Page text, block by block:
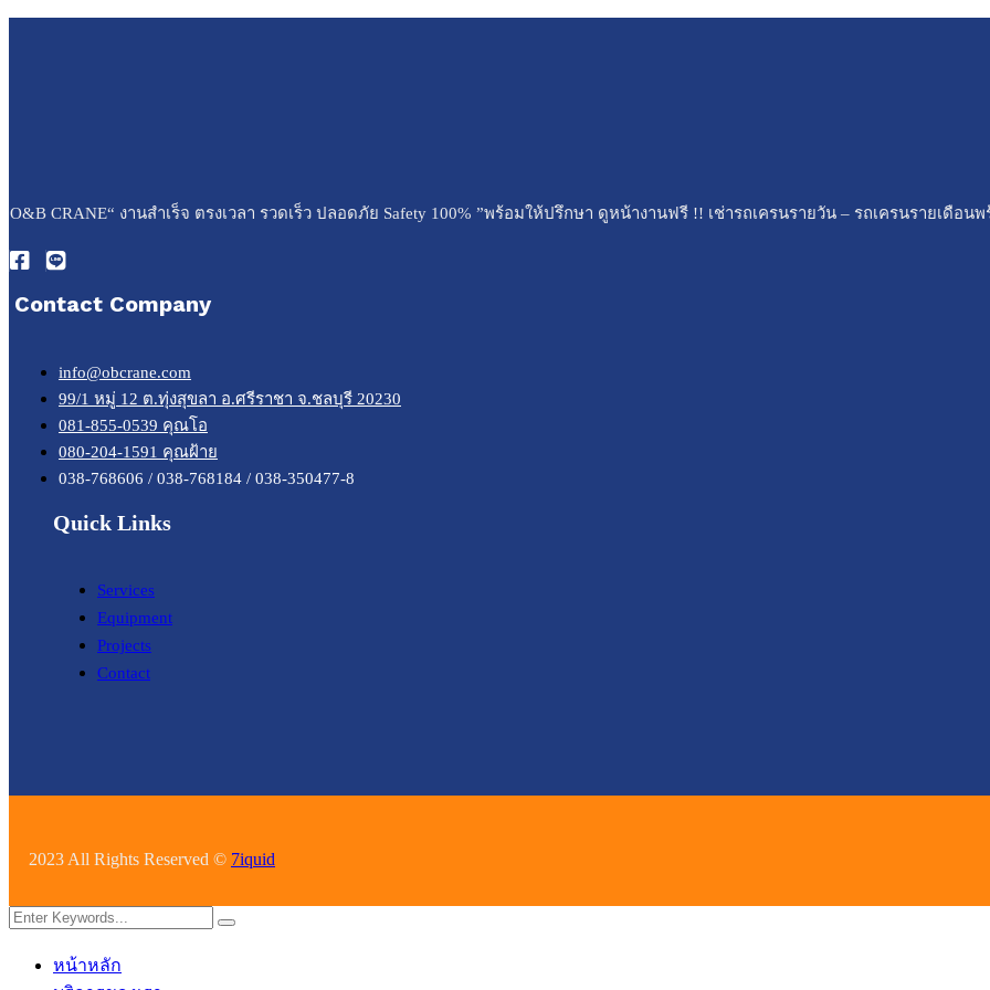
O&B CRANE“ งานสำเร็จ ตรงเวลา รวดเร็ว ปลอดภัย Safety 100% ”พร้อมให้ปรึกษา ดูหน้างานฟรี !! เช่ารถเครนรายวัน – รถเครนรายเดือ
Contact Company
info@obcrane.com
99/1 หมู่ 12 ต.ทุ่งสุขลา อ.ศรีราชา จ.ชลบุรี 20230
081-855-0539 คุณโอ
080-204-1591 คุณฝ้าย
038-768606 / 038-768184 / 038-350477-8
Quick Links
Services
Equipment
Projects
Contact
2023 All Rights Reserved © 7iquid
หน้าหลัก